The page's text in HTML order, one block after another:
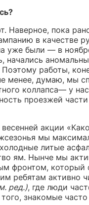
Наверное, пока
в качестве
уже были — в
начались
работы,
менее, думаю, мы
коллапса— у
проезжей
акции
мы
литые
ям. Нынче мы
фронтом, который
ребятам активно
ред.), где люди
знакомые